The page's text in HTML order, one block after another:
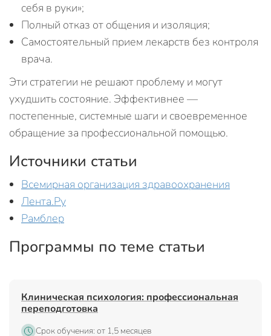
себя в руки»;
Полный отказ от общения и изоляция;
Самостоятельный прием лекарств без контроля
врача.
Эти стратегии не решают проблему и могут
ухудшить состояние. Эффективнее —
постепенные, системные шаги и своевременное
обращение за профессиональной помощью.
Источники статьи
Всемирная организация здравоохранения
Лента.Ру
Рамблер
Программы по теме статьи
Клиническая психология: профессиональная
переподготовка
Срок обучения: от 1,5 месяцев